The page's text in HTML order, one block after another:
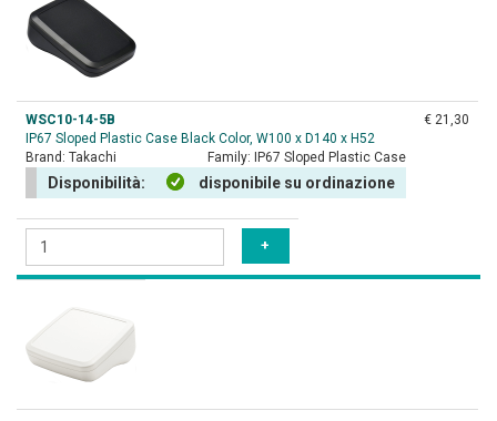
WSC10-14-5B
IP67 Sloped Plastic Case Black Color, W100 x D140 x H52
Brand: Takachi Family: IP67 Sloped Plastic Case
Disponibilità: disponibile su ordinazione
€ 21,30